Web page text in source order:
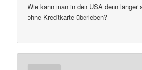
Wie kann man in den USA denn länger
ohne Kreditkarte überleben?